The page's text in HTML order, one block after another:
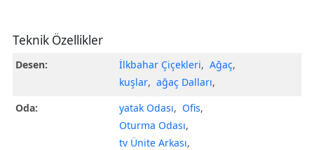
Teknik Özellikler
Desen: İlkbahar Çiçekleri, Ağaç,
kuşlar, ağaç Dalları,
Oda:
yatak Odası, Ofis,
Oturma Odası,
tv Ünite Arkası,